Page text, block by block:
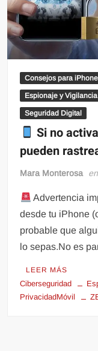
Consejos para iPhone
Espionaje y Vigilancia
Seguridad Digital
Si no
pueden
Mara Monterosa
Advertencia
desde tu iPhone
probable que
lo sepas.No es
LEER MÁS
Ciberseguridad
PrivacidadMóvil